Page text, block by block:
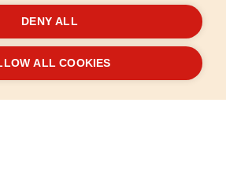
- Minden jog fenntartva
LétrehoztaFEO
DENY ALL
ALL COOKIES